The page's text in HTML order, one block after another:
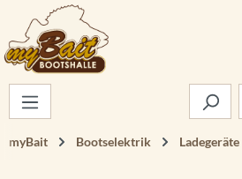
Zum Hauptinhalt springen
myBait Bootselektrik Ladegeräte